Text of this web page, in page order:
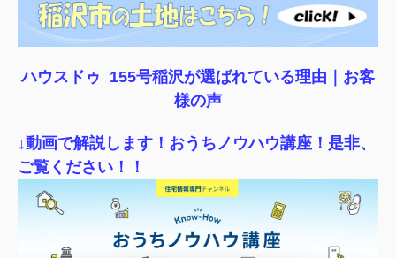
ハウスドゥ 155号稲沢が選ばれている理由｜ お客
様の声
↓動画で解説します！おうちノウハウ講座！是非、
ご覧ください！！